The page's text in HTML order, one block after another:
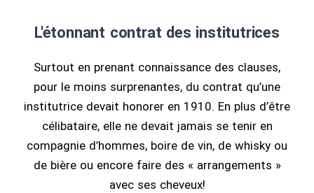
L'étonnant contrat des institutrices
Surtout en prenant connaissance des clauses,
pour le moins surprenantes, du contrat qu’une
institutrice devait honorer en 1910. En plus d’être
célibataire, elle ne devait jamais se tenir en
compagnie d’hommes, boire de vin, de whisky ou
de bière ou encore faire des « arrangements »
avec ses cheveux!